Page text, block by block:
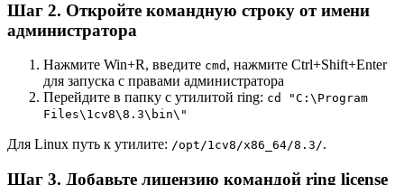
Шаг 2. Откройте командную строку от имени
администратора
Нажмите Win+R, введите cmd , нажмите Ctrl+Shift+Enter
для запуска с правами администратора
Перейдите в папку с утилитой ring: cd "C:\Program
Files\1cv8\8.3\bin\"
Для Linux путь к утилите: /opt/1cv8/x86_64/8.3/.
Шаг 3. Добавьте лицензию командой ring license